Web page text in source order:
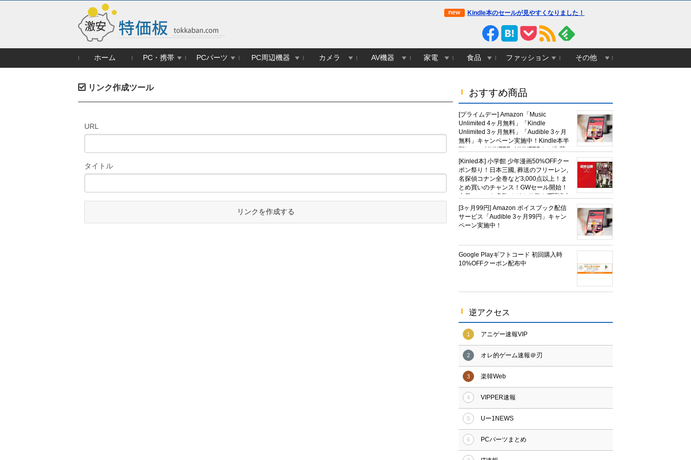
Kindle本のセールが見やすくなりました！
ホーム PC・携帯 PCパーツ PC周辺機器 カメラ AV機器 家電 食品 ファッション その他
おすすめ商品
[プライムデー] Amazon「Music
Unlimited 4ヶ月無料」「Kindle
Unlimited 3ヶ月無料」「Audible 3ヶ月
無料」キャンペーン実施中！Kindle本半
額セール HUNTER×HUNTERなど集英
社、無職転生,幼女戦記など
KADOKAWA、キャプテン翼100円セー
ルも！
[Kinled本] 小学館 少年漫画50%OFFクー
ポン祭り！日本三國, 葬送のフリーレン,
名探偵コナン全巻など3,000点以上！ま
とめ買いのチャンス！GWセール開始！
人気コミック多数 カドカワ祭やIT関連本
がセールに！
[3ヶ月99円] Amazon ボイスブック配信
サービス「Audible 3ヶ月99円」キャン
ペーン実施中！
Google Playギフトコード 初回購入時
10%OFFクーポン配布中
逆アクセス
1 アニゲー速報VIP
2 オレ的ゲーム速報＠刃
3 楽韓Web
4 VIPPER速報
5 Uー1NEWS
6 PCパーツまとめ
リンク作成ツール
URL
タイトル
リンクを作成する